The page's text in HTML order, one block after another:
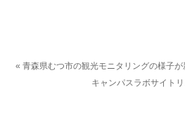
« 青森県むつ市の観光モニタリングの様子が
キャンパスラボサイト